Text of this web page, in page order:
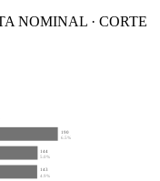
NOMINAL · CORTE
190
6.5%
144
5.0%
143
4.9%